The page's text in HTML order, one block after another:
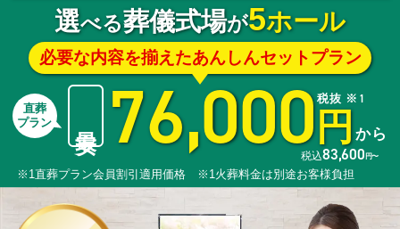
選べる葬儀式場が5ホール
必要な内容を揃えたあんしんセットプラン
直葬
プラン
76,000 円 から
税抜 ※1
税込83,600 円〜
※1直葬プラン会員割引適用価格 ※1火葬料金は別途お客様負担